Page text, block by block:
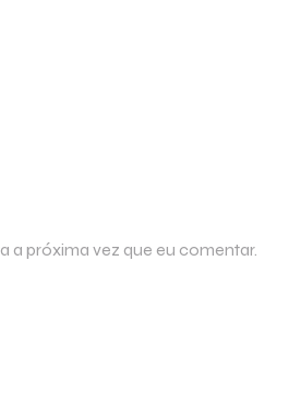
a próxima vez que eu comentar.